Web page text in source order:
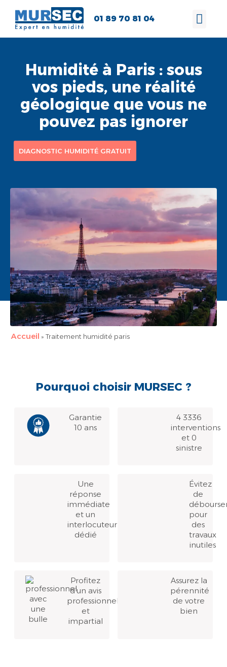
01 89 70 81 04
Humidité à Paris : sous
vos pieds, une réalité
géologique que vous ne
pouvez pas ignorer
DIAGNOSTIC HUMIDITÉ GRATUIT
Accueil »Traitement humidité paris
Pourquoi choisir MURSEC ?
Garantie
10 ans
4 3336
interventions
et 0
sinistre
Une
réponse
immédiate
et un
interlocuteur
dédié
Évitez
de
pour
des
travaux
inutiles
Profitez
d’un avis
professionnel
et
impartial
Assurez la
pérennité
de votre
bien